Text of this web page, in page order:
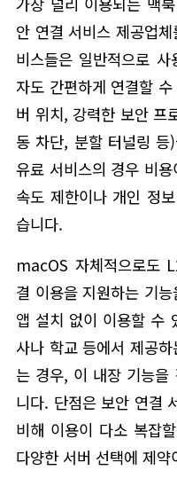
안 연결 서비스 제공업
비스들은 일반적으로
자도 간편하게 연결할
버 위치, 강력한 보안 프
동 차단, 분할 터널링 등
유료 서비스의 경우 비
속도 제한이나 개인 정
습니다.
macOS 자체적으로도
결 이용을 지원하는 기
앱 설치 없이 이용할 수
사나 학교 등에서 제공
는 경우, 이 내장 기능을
니다. 단점은 보안 연결
비해 이용이 다소 복잡
다양한 서버 선택에 제